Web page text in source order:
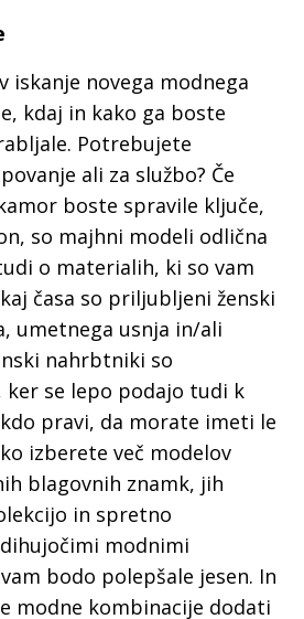
iskanje novega modnega
kdaj in kako ga boste
Potrebujete
ali za službo? Če
boste spravile ključe,
so majhni modeli odlična
o materialih, ki so vam
časa so priljubljeni ženski
umetnega usnja in/ali
nahrbtniki so
se lepo podajo tudi k
pravi, da morate imeti le
izberete več modelov
blagovnih znamk, jih
in spretno
modnimi
bodo polepšale jesen. In
modne kombinacije dodati